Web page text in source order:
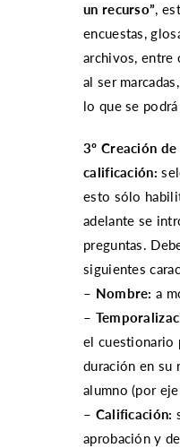
un recurso”,
encuestas,
archivos, entre
al ser
lo que se
3º Creación
calificación:
esto sólo
adelante se
preguntas.
siguientes
– Nombre: a
–
el cuestionario
duración en su
alumno (por
– Calificación:
aprobación y